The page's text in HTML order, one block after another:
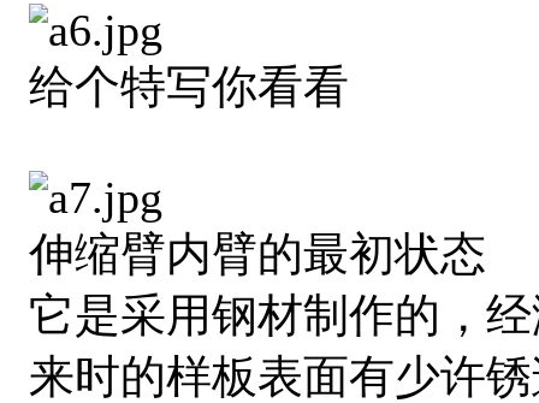
给个特写你看看
伸缩臂内臂的最初状态
它是采用钢材制作的，
来时的样板表面有少许